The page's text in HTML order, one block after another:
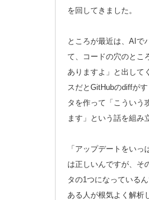
を回してきました。
ところが最近は、AIで
て、コードの穴のとこ
ありますよ」と出して
スだとGitHubのdiffが
タを作って「こういう
ます」という話を組み
「アップデートをい
は正しいんですが、そ
タの1つになっている
ある人が根気よく解析